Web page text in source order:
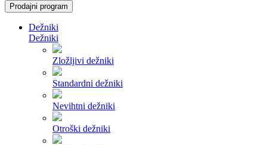
Prodajni program
Dežniki
Dežniki
Zložljivi dežniki
Standardni dežniki
Nevihtni dežniki
Otroški dežniki